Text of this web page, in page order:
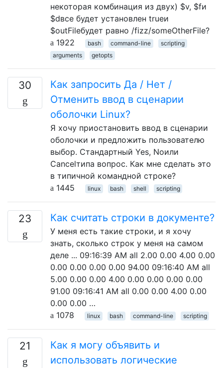
некоторая комбинация из двух) $v, $fи
$dвсе будет установлен trueи
$outFileбудет равно /fizz/someOtherFile?
1922
bash command-line
scripting
arguments
getopts
30
Как запросить Да / Нет /
Отменить ввод в сценарии
оболочки Linux?
Я хочу приостановить ввод в сценарии
оболочки и предложить пользователю
выбор. Стандартный Yes, Noили
Cancelтипа вопрос. Как мне сделать это
в типичной командной строке?
1445
linux bash shell scripting
23 Как считать строки в документе?
У меня есть такие строки, и я хочу
знать, сколько строк у меня на самом
деле ... 09:16:39 AM all 2.00 0.00 4.00 0.00
0.00 0.00 0.00 0.00 94.00 09:16:40 AM all
5.00 0.00 0.00 4.00 0.00 0.00 0.00 0.00
91.00 09:16:41 AM all 0.00 0.00 4.00 0.00
0.00 0.00 …
1078
linux bash command-line scripting
21
Как я могу объявить и
использовать логические